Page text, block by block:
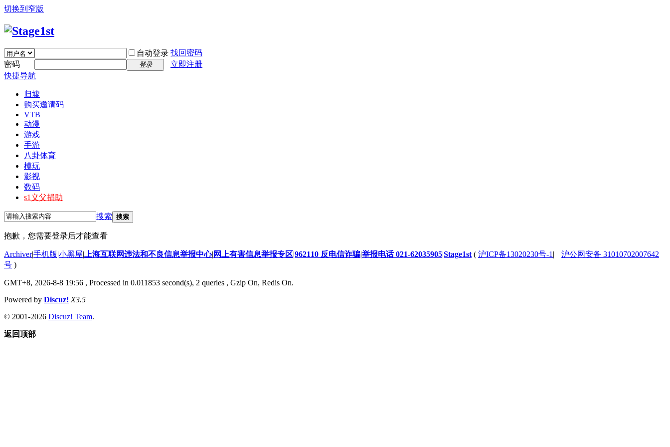
切换到窄版
自动登录 找回密码
密码
登录
立即注册
快捷导航
归墟
购买邀请码
VTB
动漫
游戏
手游
八卦体育
模玩
影视
数码
s1义父捐助
搜索 搜索
抱歉，您需要登录后才能查看
Archiver|手机版|小黑屋| 上海互联网违法和不良信息举报中心| 网上有害信息举报专区|962110 反电信诈骗|举报电话 021-62035905|Stage1st ( 沪ICP备13020230号-1 |
沪公网安备 31010702007642
号 )
GMT+8, 2026-8-8 19:56 , Processed in 0.011853 second(s), 2 queries , Gzip On, Redis On.
Powered by Discuz! X3.5
© 2001-2026 Discuz! Team.
返回顶部